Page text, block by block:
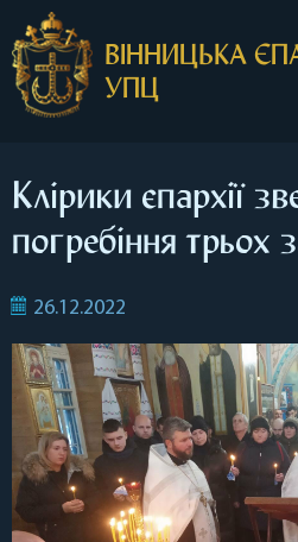
ВІННИЦЬКА
УПЦ
Клірики єпархії
погребіння трьох
26.12.2022